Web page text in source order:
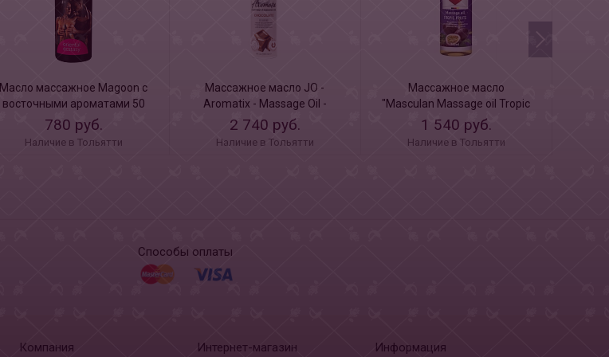
Масло массажное Magoon с
восточными ароматами 50
мл ORION
780 руб.
Наличие в Тольятти
Массажное масло JO -
Aromatix - Massage Oil -
Chocolate 120 mL
2 740 руб.
Наличие в Тольятти
Массажное масло
"Masculan Massage oil Tropic
Fruits" 200 мл
1 540 руб.
Наличие в Тольятти
Способы оплаты
Компания Интернет-магазин Информация